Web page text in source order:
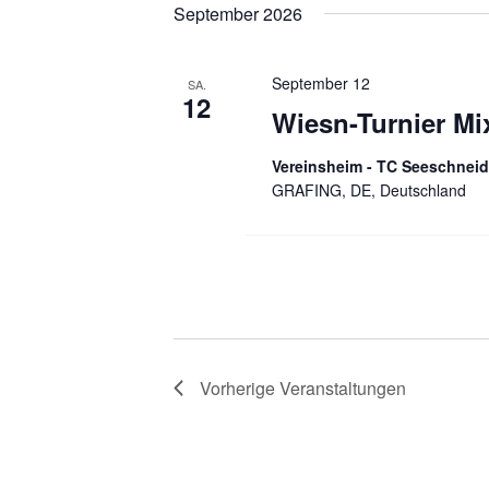
September 2026
SA.
12 Wiesn-Turnier
September 12
Vereinsheim - TC Seeschneid
GRAFING, DE, Deutschland
VorherigeVeranstaltungen